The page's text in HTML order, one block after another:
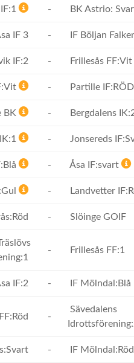
IF:1 - BK Astrio:
IF 3 - IF Böljan
IF:2 - Frillesås FF:Vit
- Partille
BK - Bergdalens
IK:1 - Jonsereds
- Åsa IF:svart
- Landvetter
- Slöinge GOIF
- Frillesås FF:1
IF:2 - IF Mölndal:Blå
-
Sävedalens
- IF Mölndal:Röd